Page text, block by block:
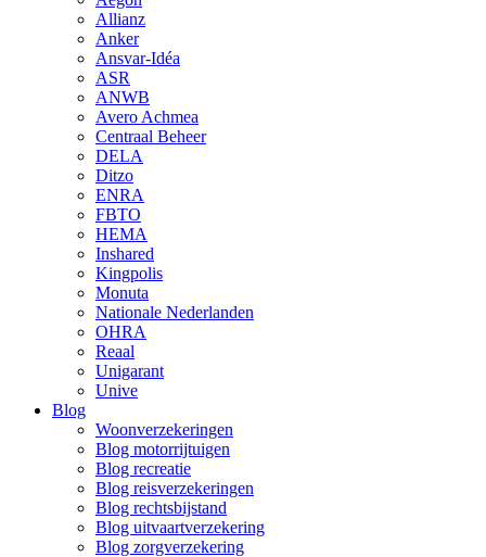
Allianz
Anker
Ansvar-Idéa
ASR
ANWB
Avero Achmea
Centraal Beheer
DELA
Ditzo
ENRA
FBTO
HEMA
Inshared
Kingpolis
Monuta
Nationale Nederlanden
OHRA
Reaal
Unigarant
Unive
Blog
Woonverzekeringen
Blog motorrijtuigen
Blog recreatie
Blog reisverzekeringen
Blog rechtsbijstand
Blog uitvaartverzekering
Blog zorgverzekering